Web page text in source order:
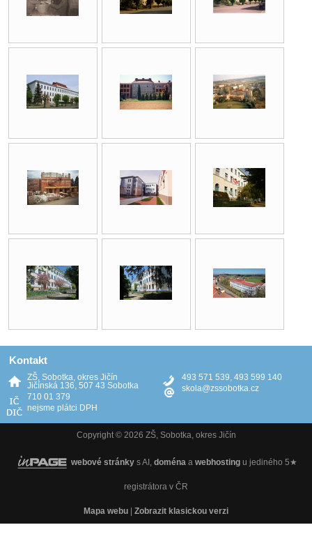
Kontakt
ZŠ, Sobotka, okres Jičín
Jičínská 136, 507 43 Sobotka
710 01 379
nejsme plátci DPH
493 571 539, 493 599 140
skola@zssobotka.cz
Copyright © 2026 ZŠ, Sobotka, okres Jičín
webové stránky s AI, doména a webhosting u jediného 5★
registrátora v ČR
Mapa webu Zobrazit klasickou verzi